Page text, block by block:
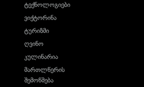
ტექნოლოგიები
ვიქტორინა
ტურიზმი
ღვინო
კულინარია
მართლწერის
შემოწმება